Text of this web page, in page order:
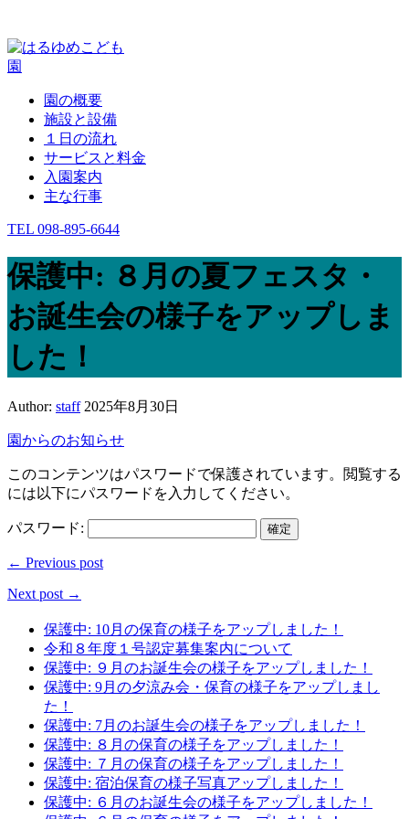
園の概要
施設と設備
１日の流れ
サービスと料金
入園案内
主な行事
TEL 098-895-6644
保護中: ８月の夏フェスタ・
お誕生会の様子をアップしま
した！
Author: staff 2025年8月30日
園からのお知らせ
このコンテンツはパスワードで保護されています。閲覧する
には以下にパスワードを入力してください。
パスワード:
← Previous post
Next post →
保護中: 10月の保育の様子をアップしました！
令和８年度１号認定募集案内について
保護中: ９月のお誕生会の様子をアップしました！
保護中: 9月の夕涼み会・保育の様子をアップしまし
た！
保護中: 7月のお誕生会の様子をアップしました！
保護中: ８月の保育の様子をアップしました！
保護中: ７月の保育の様子をアップしました！
保護中: 宿泊保育の様子写真アップしました！
保護中: ６月のお誕生会の様子をアップしました！